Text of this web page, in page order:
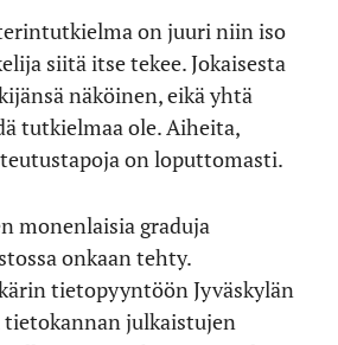
on juuri niin iso
siitä itse tekee. Jokaisesta
näköinen, eikä yhtä
tutkielmaa ole. Aiheita,
on loputtomasti.
monenlaisia graduja
onkaan tehty.
tietopyyntöön Jyväskylän
julkaistujen